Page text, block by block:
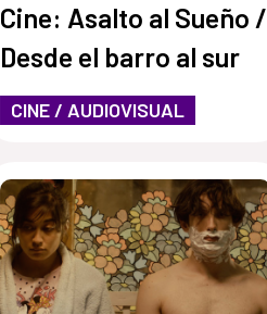
Cine: Asalto al Sueño /
Desde el barro al sur
CINE / AUDIOVISUAL